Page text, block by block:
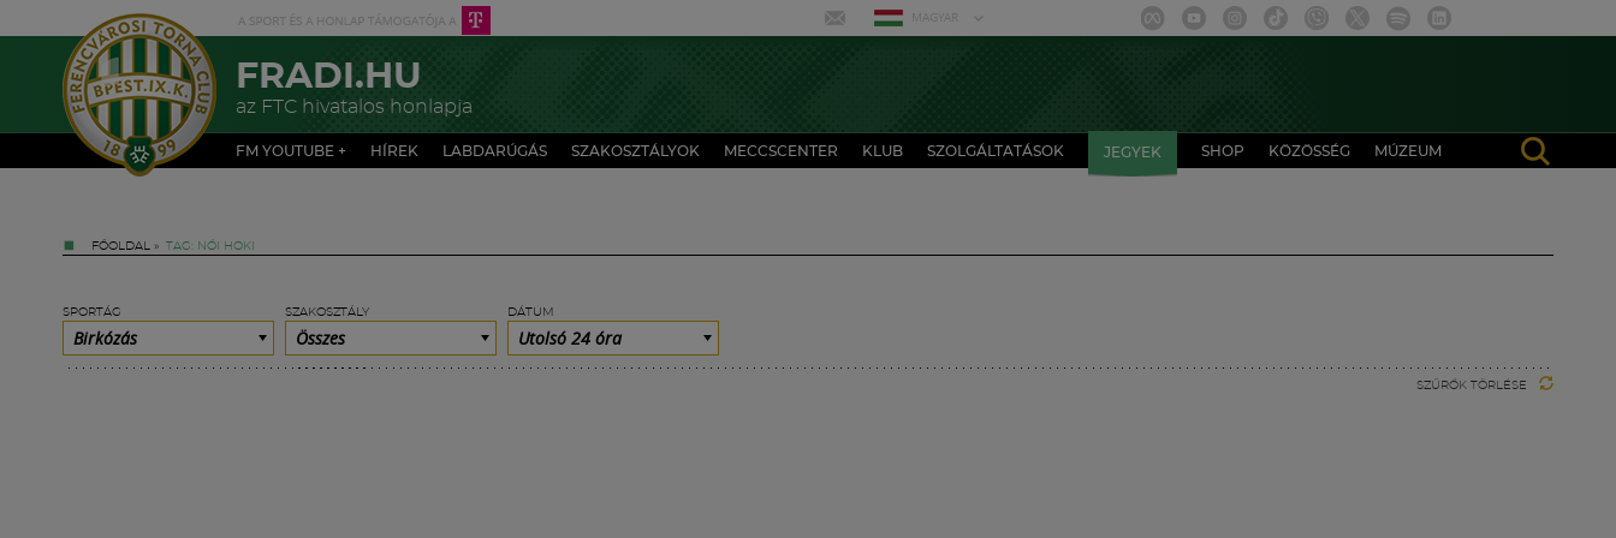
MAGYAR
FRADI.HU
az FTC hivatalos honlapja
FM YOUTUBE + HÍREK LABDARÚGÁS SZAKOSZTÁLYOK MECCSCENTER KLUB SZOLGÁLTATÁSOK JEGYEK SHOP KÖZÖSSÉG MÚZEUM
FŐOLDAL » TAG: NŐI HOKI
SPORTÁG
Birkózás
SZAKOSZTÁLY
Összes
DÁTUM
Utolsó 24 óra
SZŰRŐK TÖRLÉSE